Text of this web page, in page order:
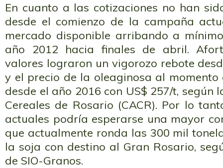
En cuanto a las cotizaciones no han
desde el comienzo de la campaña
mercado disponible arribando a
año 2012 hacia finales de abril.
valores lograron un vigorozo rebote
y el precio de la oleaginosa al
desde el año 2016 con US$ 257/t,
Cereales de Rosario (CACR). Por lo
actuales podría esperarse una mayor
que actualmente ronda las 300 mil
la soja con destino al Gran Rosario,
de SIO-Granos.